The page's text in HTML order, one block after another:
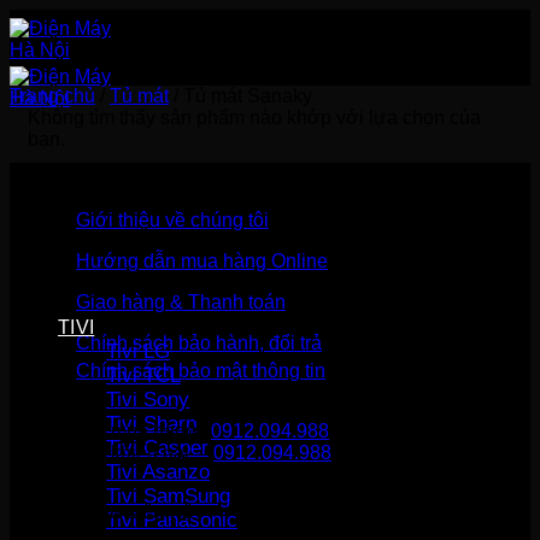
Bỏ
qua
nội
dung
TIVI
Tivi LG
Tivi TCL
Tivi Sony
Tivi Sharp
Tivi Casper
Tivi Asanzo
Tivi SamSung
Tivi Panasonic
Trang chủ Tủ mát
Giới thiệu về chúng tôi
Hướng dẫn mua hàng Online
Giao hàng & Thanh toán
Chính sách bảo hành, đổi trả
Chính sách bảo mật thông tin
Gọi mua hàng 0912.094.988
Gọi khiếu nại 0912.094.988
THÔNG TIN LIÊN HỆ